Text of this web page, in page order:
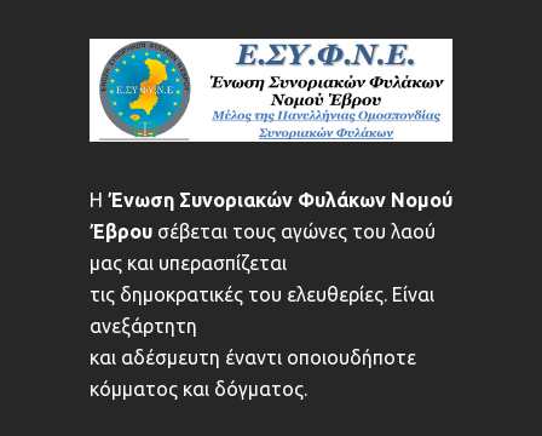
Η Ένωση Συνοριακών Φυλάκων Νομού
Έβρου σέβεται τους αγώνες του λαού
μας και υπερασπίζεται
τις δημοκρατικές του ελευθερίες. Είναι
ανεξάρτητη
και αδέσμευτη έναντι οποιουδήποτε
κόμματος και δόγματος.